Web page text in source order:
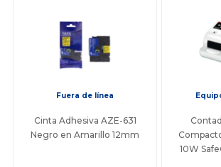
Fuera de línea
Cinta Adhesiva AZE-631
Negro en Amarillo 12mm
10W